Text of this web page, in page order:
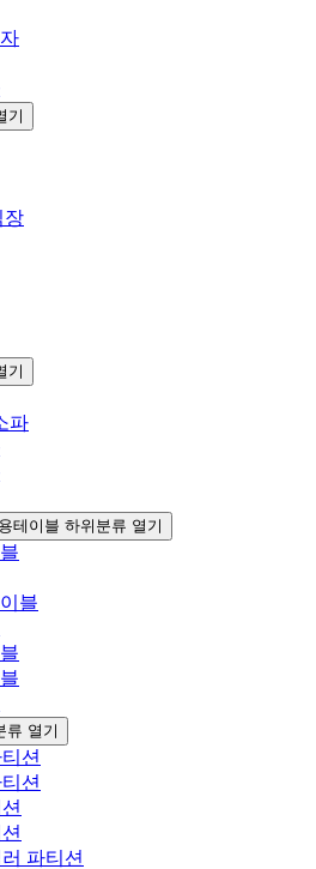
기
장
기
파
테이블 하위분류 열기
블
류 열기
션
션
파티션